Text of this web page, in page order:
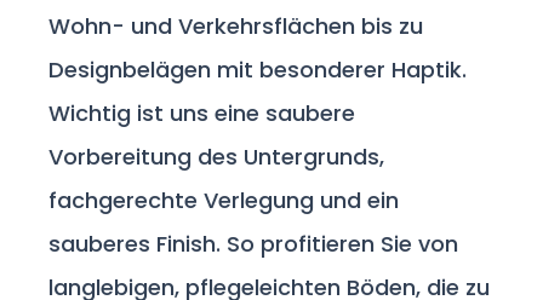
Wohn- und Verkehrsflächen bis zu
Designbelägen mit besonderer Haptik.
Wichtig ist uns eine saubere
Vorbereitung des Untergrunds,
fachgerechte Verlegung und ein
sauberes Finish. So profitieren Sie von
langlebigen, pflegeleichten Böden, die zu